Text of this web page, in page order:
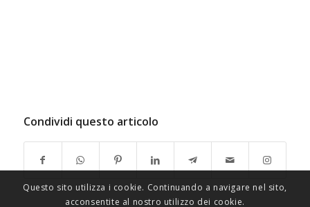
Condividi questo articolo
Questo sito utilizza i cookie. Continuando a navigare nel sito,
acconsentite al nostro utilizzo dei cookie.